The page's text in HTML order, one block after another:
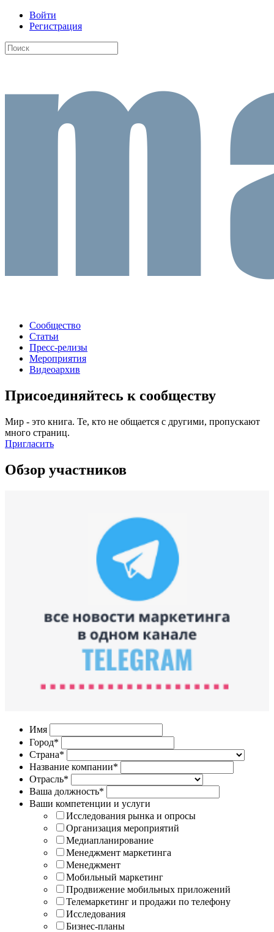
Войти
Регистрация
Сообщество
Статьи
Пресс-релизы
Мероприятия
Видеоархив
Присоединяйтесь к сообществу
Мир - это книга. Те, кто не общается с другими, пропускают
много страниц.
Пригласить
Обзор участников
Имя
Город*
Страна*
Название компании*
Отрасль*
Ваша должность*
Ваши компетенции и услуги
Исследования рынка и опросы
Организация мероприятий
Медиапланирование
Менеджмент маркетинга
Менеджмент
Мобильный маркетинг
Продвижение мобильных приложений
Телемаркетинг и продажи по телефону
Исследования
Бизнес-планы